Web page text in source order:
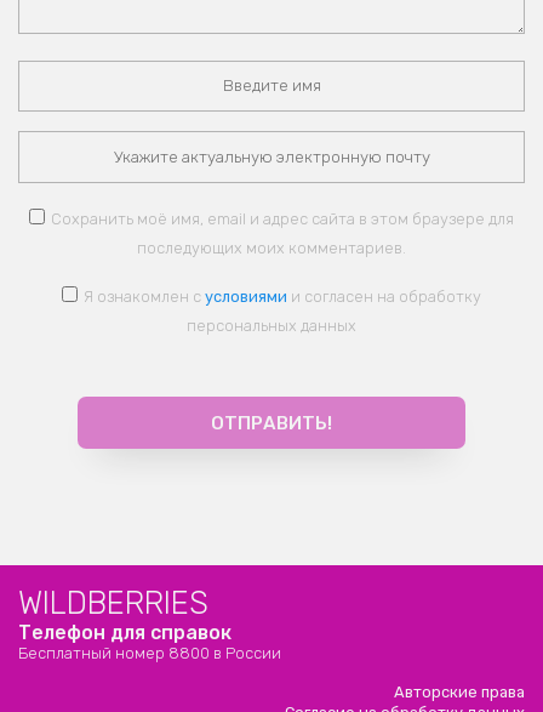
Сохранить моё имя, email и адрес сайта в этом браузере для
последующих моих комментариев.
Я ознакомлен с условиями и согласен на обработку
персональных данных
WILDBERRIES
Телефон для справок
Бесплатный номер 8800 в России
Авторские права